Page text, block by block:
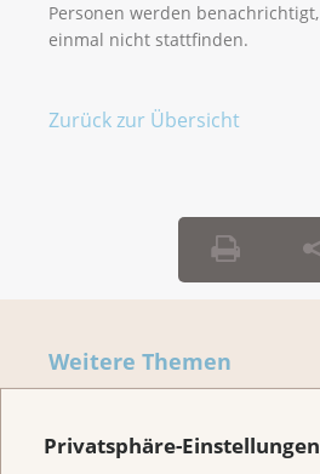
Privatsphäre-Einstellungen
Personen werden
einmal nicht stattfinden.
Zurück zur Übersicht
Weitere Themen
Home